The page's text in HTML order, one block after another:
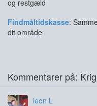
og restgæld
Findmåltidskasse:
dit område
Kommentarer på: Krig
leon L